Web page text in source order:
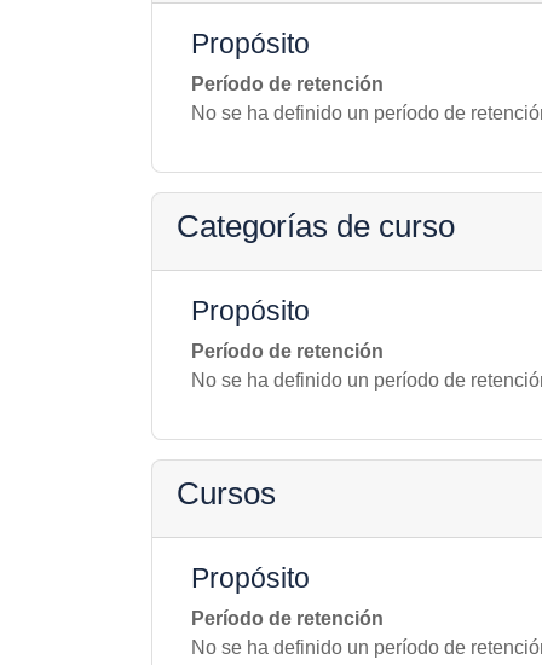
Propósito
Período de retención
No se ha definido un período de
Categorías de curso
Propósito
Período de retención
No se ha definido un período de
Cursos
Propósito
Período de retención
No se ha definido un período de